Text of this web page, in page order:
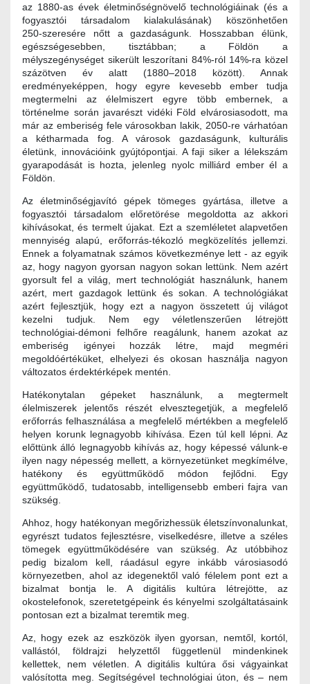
az 1880-as évek életminőségnövelő technológiáinak (és a
fogyasztói társadalom kialakulásának) köszönhetően
250‑szeresére nőtt a gazdaságunk. Hosszabban élünk,
egészségesebben, tisztábban; a Földön a
mélyszegénységet sikerült leszorítani 84%-ról 14%-ra közel
százötven év alatt (1880–2018 között). Annak
eredményeképpen, hogy egyre kevesebb ember tudja
megtermelni az élelmiszert egyre több embernek, a
történelme során javarészt vidéki Föld elvárosiasodott, ma
már az emberiség fele városokban lakik, 2050-re várhatóan
a kétharmada fog. A városok gazdaságunk, kulturális
életünk, innovációink gyújtópontjai. A faji siker a lélekszám
gyarapodását is hozta, jelenleg nyolc milliárd ember él a
Földön.
Az életminőségjavító gépek tömeges gyártása, illetve a
fogyasztói társadalom előretörése megoldotta az akkori
kihívásokat, és termelt újakat. Ezt a szemléletet alapvetően
mennyiség alapú, erőforrás-tékozló megközelítés jellemzi.
Ennek a folyamatnak számos következménye lett - az egyik
az, hogy nagyon gyorsan nagyon sokan lettünk. Nem azért
gyorsult fel a világ, mert technológiát használunk, hanem
azért, mert gazdagok lettünk és sokan. A technológiákat
azért fejlesztjük, hogy ezt a nagyon összetett új világot
kezelni tudjuk. Nem egy véletlenszerűen létrejött
technológiai-démoni felhőre reagálunk, hanem azokat az
emberiség igényei hozzák létre, majd megméri
megoldóértéküket, elhelyezi és okosan használja nagyon
változatos érdektérképek mentén.
Hatékonytalan gépeket használunk, a megtermelt
élelmiszerek jelentős részét elvesztegetjük, a megfelelő
erőforrás felhasználása a megfelelő mértékben a megfelelő
helyen korunk legnagyobb kihívása. Ezen túl kell lépni. Az
előttünk álló legnagyobb kihívás az, hogy képessé válunk-e
ilyen nagy népesség mellett, a környezetünket megkímélve,
hatékony és együttműködő módon fejlődni. Egy
együttműködő, tudatosabb, intelligensebb emberi fajra van
szükség.
Ahhoz, hogy hatékonyan megőrizhessük életszínvonalunkat,
egyrészt tudatos fejlesztésre, viselkedésre, illetve a széles
tömegek együttműködésére van szükség. Az utóbbihoz
pedig bizalom kell, ráadásul egyre inkább városiasodó
környezetben, ahol az idegenektől való félelem pont ezt a
bizalmat bontja le. A digitális kultúra létrejötte, az
okostelefonok, szeretetgépeink és kényelmi szolgáltatásaink
pontosan ezt a bizalmat teremtik meg.
Az, hogy ezek az eszközök ilyen gyorsan, nemtől, kortól,
vallástól, földrajzi helyzettől függetlenül mindenkinek
kellettek, nem véletlen. A digitális kultúra ősi vágyainkat
valósította meg. Segítségével technológiai úton, és – nem